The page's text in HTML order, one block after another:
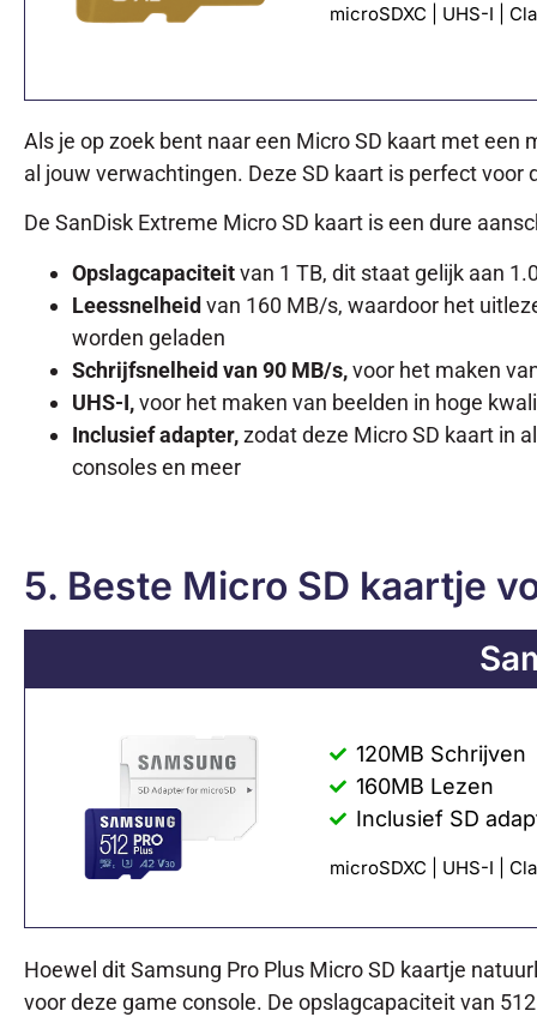
microSDXC | UHS-I |
Als je op zoek bent naar een Micro SD kaart met
al jouw verwachtingen. Deze SD kaart is perfect
De SanDisk Extreme Micro SD kaart is een dure
Opslagcapaciteitvan 1 TB, dit staat gelijk aan
Leessnelheidvan 160 MB/s, waardoor het
worden geladen
Schrijfsnelheid van 90 MB/s,voor het maken
UHS-I,voor het maken van beelden in hoge
Inclusief adapter,zodat deze Micro SD kaart in
consoles en meer
5. Beste Micro SD kaartje
120MB Schrijven
160MB Lezen
Inclusief SD
microSDXC | UHS-I |
Hoewel dit Samsung Pro Plus Micro SD kaartje
voor deze game console. De opslagcapaciteit van